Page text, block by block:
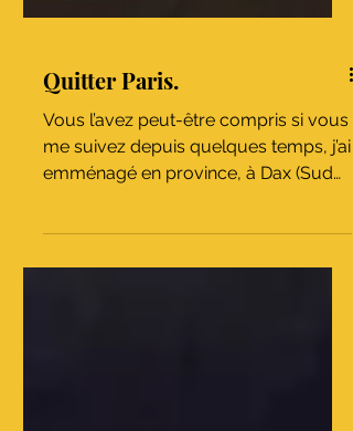
Quitter Paris.
Vous l’avez peut-être compris si vous
me suivez depuis quelques temps, j’ai
Ouest de la France), depuis...